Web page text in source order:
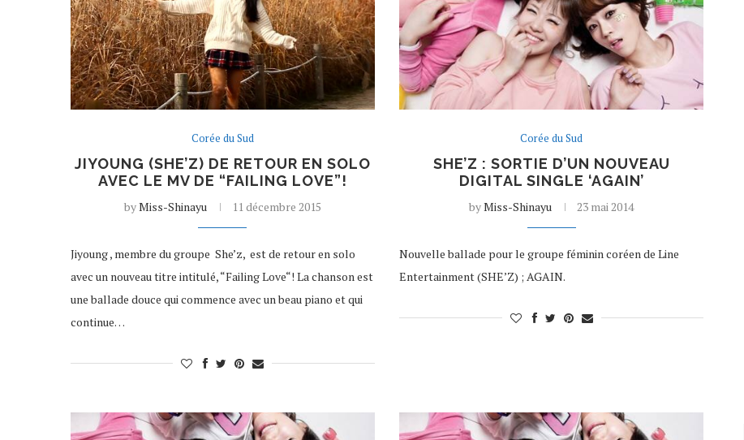
Corée du Sud
JIYOUNG (SHE’Z) DE RETOUR EN SOLO
AVEC LE MV DE “FAILING LOVE”!
byMiss-Shinayu 11 décembre 2015
Jiyoung , membre du groupe She’z, est de retour en solo
avec un nouveau titre intitulé, “Failing Love“! La chanson est
une ballade douce qui commence avec un beau piano et qui
continue…
Corée du Sud
SHE’Z : SORTIE D’UN NOUVEAU
DIGITAL SINGLE ‘AGAIN’
byMiss-Shinayu 23 mai 2014
Nouvelle ballade pour le groupe féminin coréen de Line
Entertainment (SHE’Z) ; AGAIN.